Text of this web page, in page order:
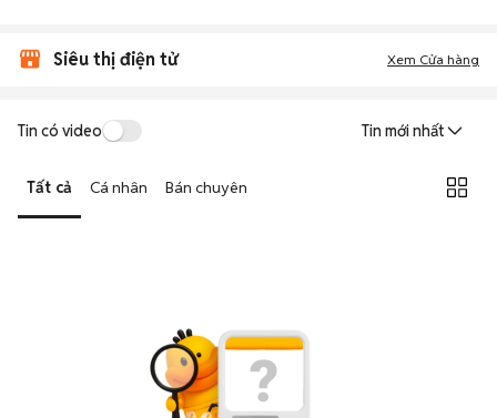
Siêu thị điện tử Xem Cửa hàng
Tin có video Tin mới nhất
Tất cả Cá nhân Bán chuyên